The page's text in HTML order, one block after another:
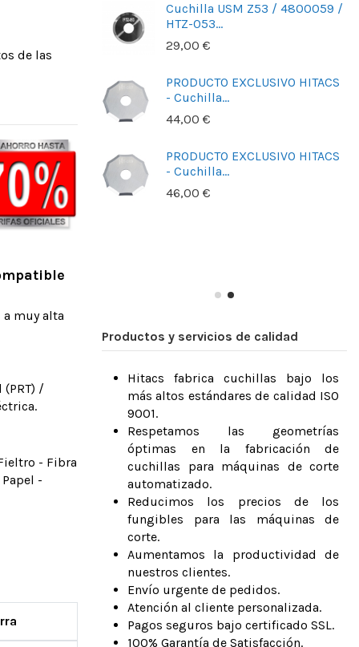
de las
muy alta
/
- Fibra
-
Cuchilla USM Z53 / 4800059 /
HTZ-053...
29,00 €
PRODUCTO EXCLUSIVO HITACS
- Cuchilla...
44,00 €
HITACS
PRODUCTO EXCLUSIVO HITACS
- Cuchilla...
46,00 €
HITACS
Productos y servicios de calidad
Hitacs fabrica cuchillas bajo los
más altos estándares de calidad ISO
9001.
Respetamos las geometrías
óptimas en la fabricación de
cuchillas para máquinas de corte
automatizado.
Reducimos los precios de los
fungibles para las máquinas de
corte.
Aumentamos la productividad de
nuestros clientes.
Envío urgente de pedidos.
Atención al cliente personalizada.
Pagos seguros bajo certificado SSL.
100% Garantía de Satisfacción.